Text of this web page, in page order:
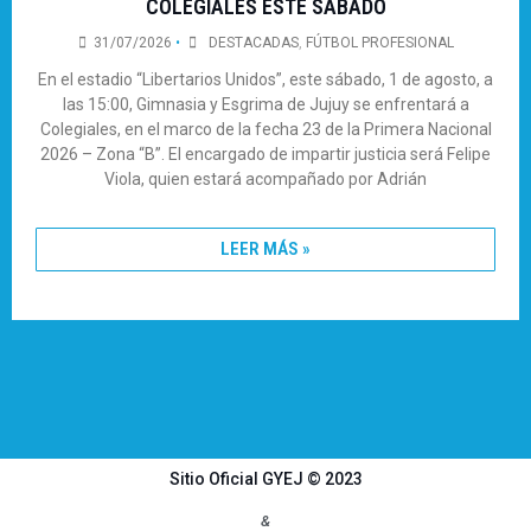
COLEGIALES ESTE SÁBADO
31/07/2026 • DESTACADAS, FÚTBOL PROFESIONAL
En el estadio “Libertarios Unidos”, este sábado, 1 de agosto, a
las 15:00, Gimnasia y Esgrima de Jujuy se enfrentará a
Colegiales, en el marco de la fecha 23 de la Primera Nacional
2026 – Zona “B”. El encargado de impartir justicia será Felipe
Viola, quien estará acompañado por Adrián
LEER MÁS »
Sitio Oficial GYEJ © 2023
&